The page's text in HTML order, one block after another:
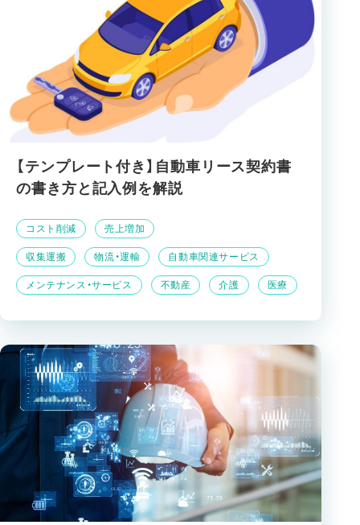
【テンプレート付き】自動車リース契約書
の書き方と記入例を解説
メンテナンス・サービス 不動産 介護 医療
収集運搬 物流・運輸 自動車関連サービス
コスト削減 売上増加